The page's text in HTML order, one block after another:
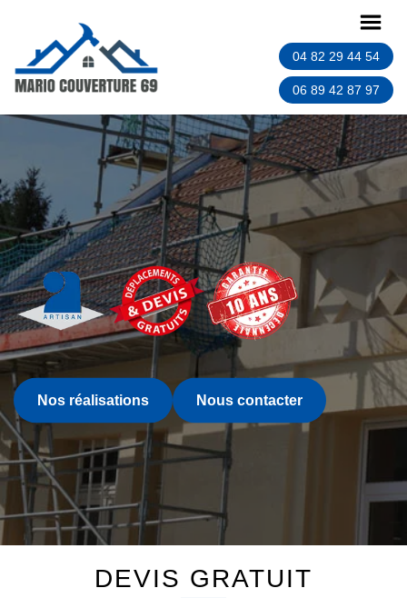
04 82 29 44 54
06 89 42 87 97
Nos réalisations Nous contacter
DEVIS GRATUIT